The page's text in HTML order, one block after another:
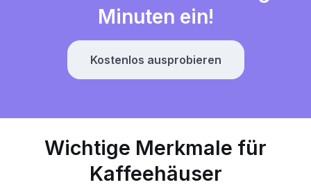
Minuten ein!
Kostenlos ausprobieren
Wichtige Merkmale für
Kaffeehäuser